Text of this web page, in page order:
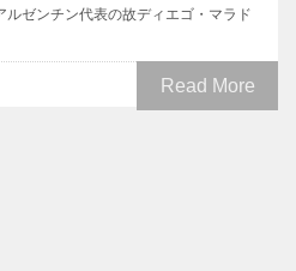
ルゼンチン代表の故ディエゴ・マラド
Read More